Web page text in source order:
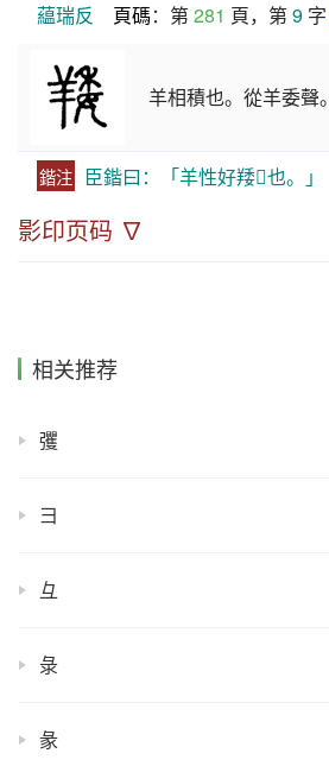
藴瑞反 頁碼：第 281 頁，第 9 字
羊相積也。從羊委聲。
鍇注 臣鍇曰：「羊性好䍴𦎸也。」
影印页码 ∇
相关推荐
彏
彐
彑
彔
彖